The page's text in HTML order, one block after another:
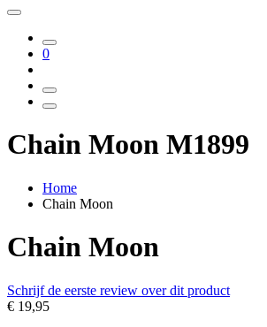
0
Chain Moon M1899
Home
Chain Moon
Chain Moon
Schrijf de eerste review over dit product
€ 19,95